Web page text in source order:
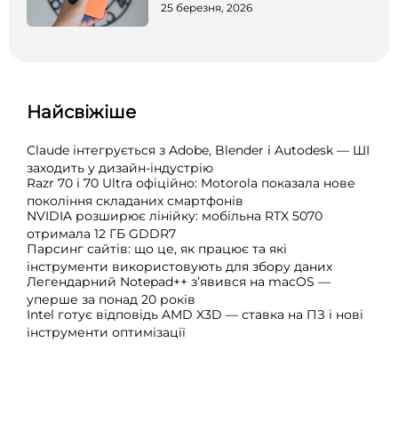
25 березня, 2026
Найсвіжіше
Claude інтегрується з Adobe, Blender і Autodesk — ШІ
заходить у дизайн-індустрію
Razr 70 і 70 Ultra офіційно: Motorola показала нове
покоління складаних смартфонів
NVIDIA розширює лінійку: мобільна RTX 5070
отримала 12 ГБ GDDR7
Парсинг сайтів: що це, як працює та які
інструменти використовують для збору даних
Легендарний Notepad++ з’явився на macOS —
уперше за понад 20 років
Intel готує відповідь AMD X3D — ставка на ПЗ і нові
інструменти оптимізації